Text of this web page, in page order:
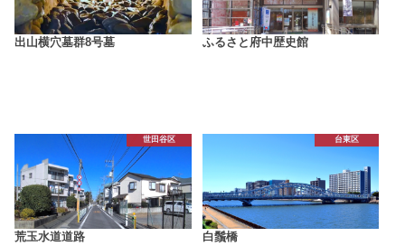
出山横穴墓群8号墓 ふるさと府中歴史館
世田谷区
荒玉水道道路
台東区
白鬚橋